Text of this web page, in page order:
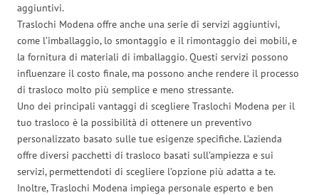
aggiuntivi.
Traslochi Modena offre anche una serie di servizi aggiuntivi,
come l’imballaggio, lo smontaggio e il rimontaggio dei mobili, e
la fornitura di materiali di imballaggio. Questi servizi possono
influenzare il costo finale, ma possono anche rendere il processo
di trasloco molto più semplice e meno stressante.
Uno dei principali vantaggi di scegliere Traslochi Modena per il
tuo trasloco è la possibilità di ottenere un preventivo
personalizzato basato sulle tue esigenze specifiche. L’azienda
offre diversi pacchetti di trasloco basati sull’ampiezza e sui
servizi, permettendoti di scegliere l’opzione più adatta a te.
Inoltre, Traslochi Modena impiega personale esperto e ben